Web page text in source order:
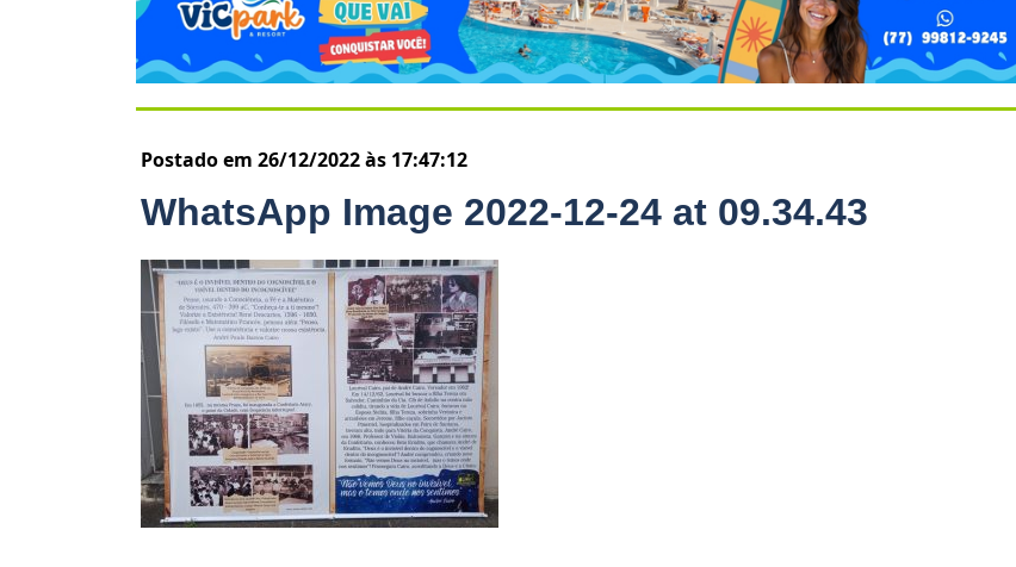
Postado em 26/12/2022 às 17:47:12
WhatsApp Image 2022-12-24 at 09.34.43